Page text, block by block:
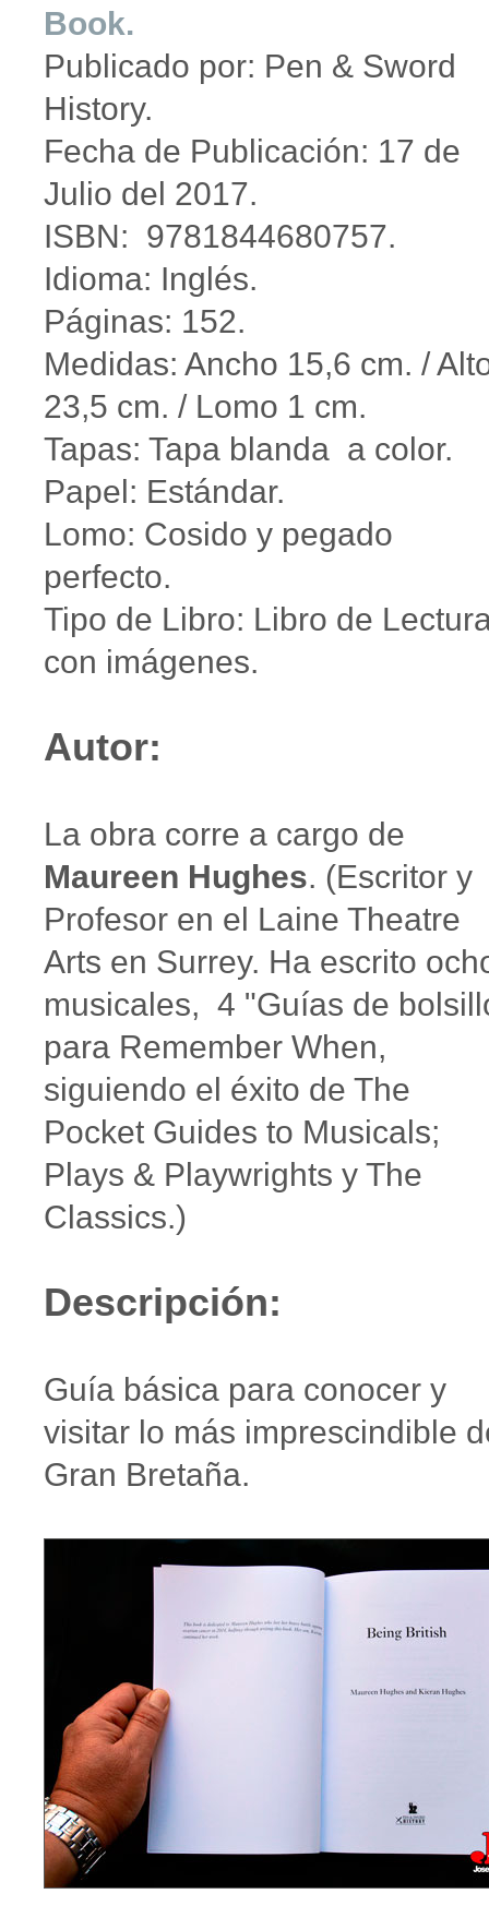
Book.
Publicado por: Pen & Sword
History.
Fecha de Publicación: 17 de
Julio del 2017.
ISBN: 9781844680757.
Idioma: Inglés.
Páginas: 152.
Medidas: Ancho 15,6 cm. /
23,5 cm. / Lomo 1 cm.
Tapas: Tapa blanda a color.
Papel: Estándar.
Lomo: Cosido y pegado
perfecto.
Tipo de Libro: Libro de
con imágenes.
Autor:
La obra corre a cargo de
Maureen Hughes. (Escritor y
Profesor en el Laine Theatre
Arts en Surrey. Ha escrito
musicales, 4 "Guías de
para Remember When,
siguiendo el éxito de The
Pocket Guides to Musicals;
Plays & Playwrights y The
Classics.)
Descripción:
Guía básica para conocer y
visitar lo más imprescindible
Gran Bretaña.